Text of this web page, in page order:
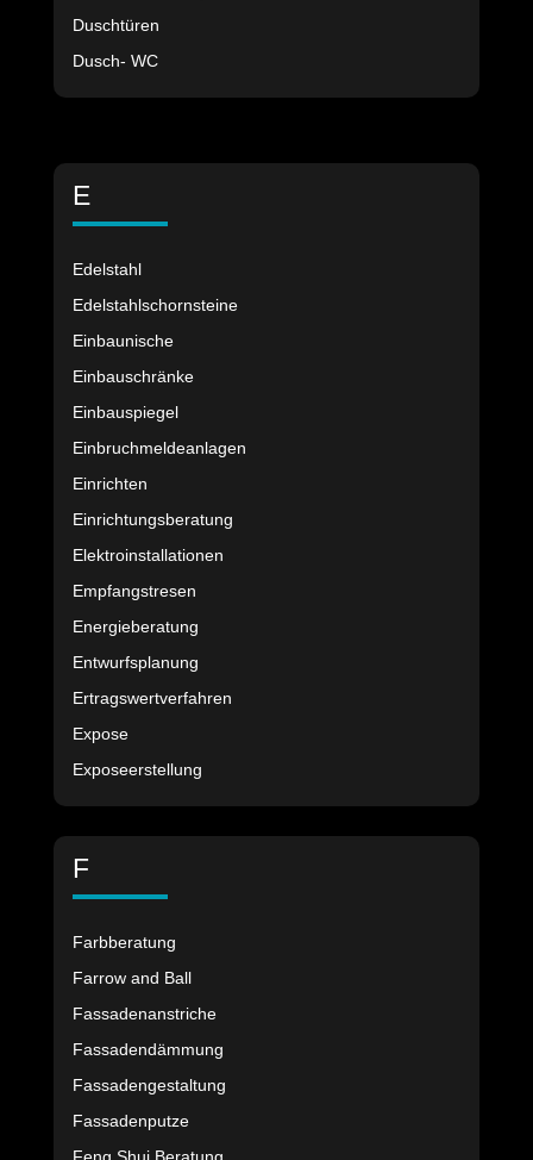
Duschtüren
Dusch- WC
E
Edelstahl
Edelstahlschornsteine
Einbaunische
Einbauschränke
Einbauspiegel
Einbruchmeldeanlagen
Einrichten
Einrichtungsberatung
Elektroinstallationen
Empfangstresen
Energieberatung
Entwurfsplanung
Ertragswertverfahren
Expose
Exposeerstellung
F
Farbberatung
Farrow and Ball
Fassadenanstriche
Fassadendämmung
Fassadengestaltung
Fassadenputze